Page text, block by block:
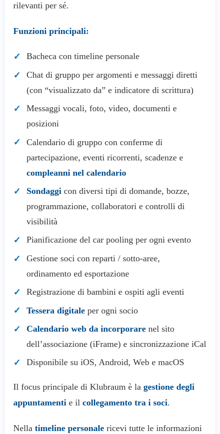
rilevanti per sé.
Funzioni principali:
Bacheca con timeline personale
Chat di gruppo per argomenti e messaggi diretti
(con “visualizzato da” e indicatore di scrittura)
Messaggi vocali, foto, video, documenti e
posizioni
Calendario di gruppo con conferme di
partecipazione, eventi ricorrenti, scadenze e
compleanni nel calendario
Sondaggi con diversi tipi di domande, bozze,
programmazione, collaboratori e controlli di
visibilità
Pianificazione del car pooling per ogni evento
Gestione soci con reparti / sotto-aree,
ordinamento ed esportazione
Registrazione di bambini e ospiti agli eventi
Tessera digitaleper ogni socio
Calendario web da incorporarenel sito
dell’associazione (iFrame) e sincronizzazione iCal
Disponibile su iOS, Android, Web e macOS
Il focus principale di Klubraum è la gestione degli
appuntamentie il collegamento tra i soci.
Nella timeline personalericevi tutte le informazioni